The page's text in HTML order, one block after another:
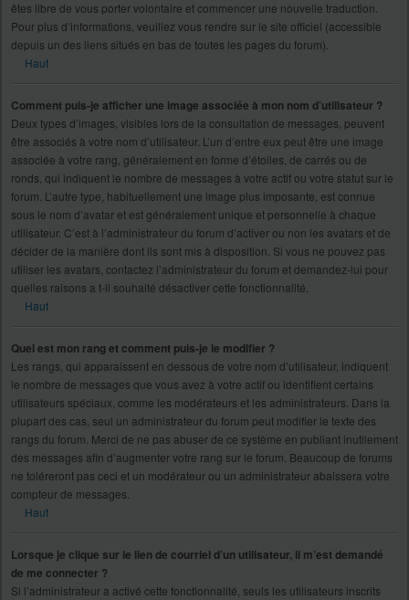
êtes libre de vous porter volontaire et commencer une nouvelle traduction.
Pour plus d’informations, veuillez vous rendre sur le site officiel (accessible
depuis un des liens situés en bas de toutes les pages du forum).
Haut
Comment puis-je afficher une image associée à mon nom d’utilisateur ?
Deux types d’images, visibles lors de la consultation de messages, peuvent
être associés à votre nom d’utilisateur. L’un d’entre eux peut être une image
associée à votre rang, généralement en forme d’étoiles, de carrés ou de
ronds, qui indiquent le nombre de messages à votre actif ou votre statut sur le
forum. L’autre type, habituellement une image plus imposante, est connue
sous le nom d’avatar et est généralement unique et personnelle à chaque
utilisateur. C’est à l’administrateur du forum d’activer ou non les avatars et de
décider de la manière dont ils sont mis à disposition. Si vous ne pouvez pas
utiliser les avatars, contactez l’administrateur du forum et demandez-lui pour
quelles raisons a t-il souhaité désactiver cette fonctionnalité.
Haut
Quel est mon rang et comment puis-je le modifier ?
Les rangs, qui apparaissent en dessous de votre nom d’utilisateur, indiquent
le nombre de messages que vous avez à votre actif ou identifient certains
utilisateurs spéciaux, comme les modérateurs et les administrateurs. Dans la
plupart des cas, seul un administrateur du forum peut modifier le texte des
rangs du forum. Merci de ne pas abuser de ce système en publiant inutilement
des messages afin d’augmenter votre rang sur le forum. Beaucoup de forums
ne toléreront pas ceci et un modérateur ou un administrateur abaissera votre
compteur de messages.
Haut
Lorsque je clique sur le lien de courriel d’un utilisateur, il m’est demandé
de me connecter ?
Si l’administrateur a activé cette fonctionnalité, seuls les utilisateurs inscrits